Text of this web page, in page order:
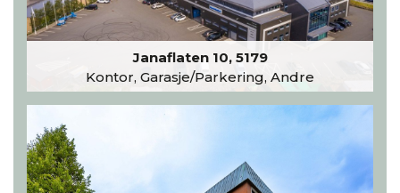
Janaflaten 10, 5179
Kontor, Garasje/Parkering, Andre